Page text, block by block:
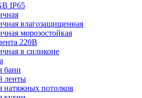
IP65
влагозащищенная
морозостойкая
220В
в силиконе
бани
ленты
натяжных потолков